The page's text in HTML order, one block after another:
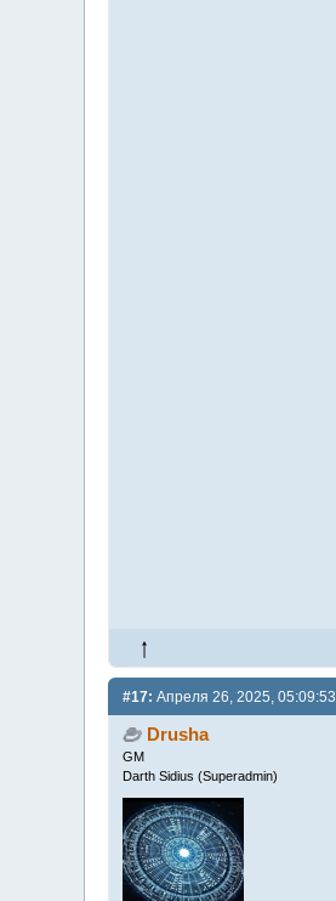
#17: Апреля 26, 2025, 05:09:53
Drusha
GM
Darth Sidius (Superadmin)